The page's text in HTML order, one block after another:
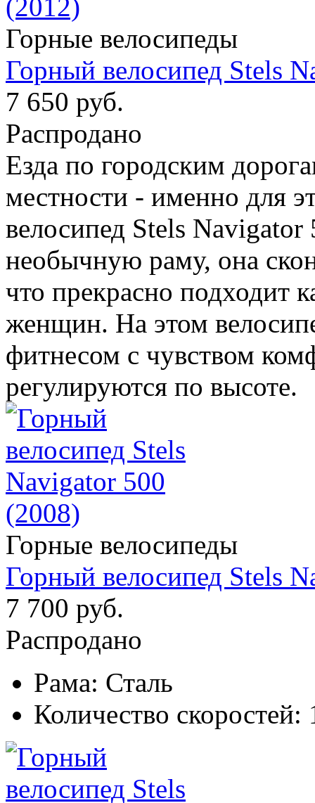
Горные велосипеды
Горный велосипед Stels
7 650 руб.
Распродано
Езда по городским
местности - именно для
велосипед Stels
необычную раму, она
что прекрасно подходит
женщин. На этом
фитнесом с чувством
регулируются по высоте.
Горные велосипеды
Горный велосипед Stels
7 700 руб.
Распродано
Рама: Сталь
Количество скоростей: